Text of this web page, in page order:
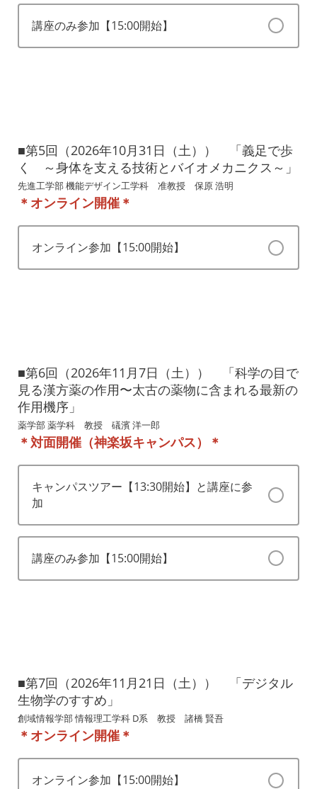
講座のみ参加【15:00開始】
■第5回（2026年10月31日（土）） 「義足で歩
く ～身体を支える技術とバイオメカニクス～」
先進工学部 機能デザイン工学科 准教授 保原 浩明
＊オンライン開催＊
オンライン参加【15:00開始】
■第6回（2026年11月7日（土）） 「科学の目で
見る漢方薬の作用〜太古の薬物に含まれる最新の
作用機序」
薬学部 薬学科 教授 礒濱 洋一郎
＊対面開催（神楽坂キャンパス）＊
キャンパスツアー【13:30開始】と講座に参
加
講座のみ参加【15:00開始】
■第7回（2026年11月21日（土）） 「デジタル
生物学のすすめ」
創域情報学部 情報理工学科 D系 教授 諸橋 賢吾
＊オンライン開催＊
オンライン参加【15:00開始】